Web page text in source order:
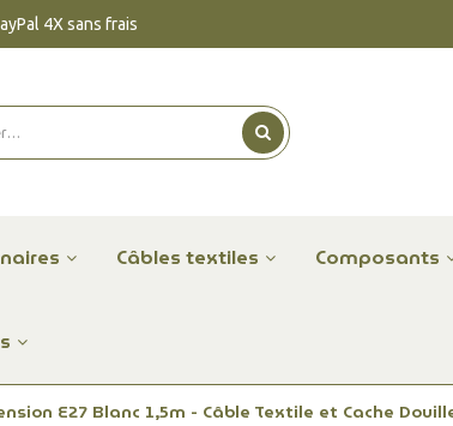
4X sans frais
Câbles textiles Composants
E27 Blanc 1,5m - Câble Textile et Cache